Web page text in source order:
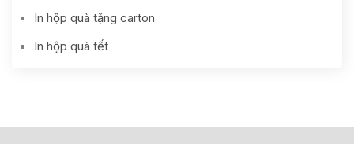
In hộp quà tặng carton
In hộp quà tết